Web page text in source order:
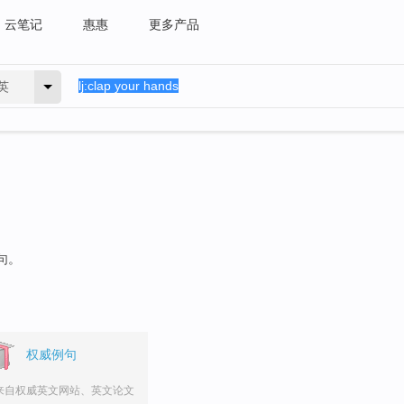
云笔记 惠惠 更多产品
。
权威例句
自权威英文网站、英文论文